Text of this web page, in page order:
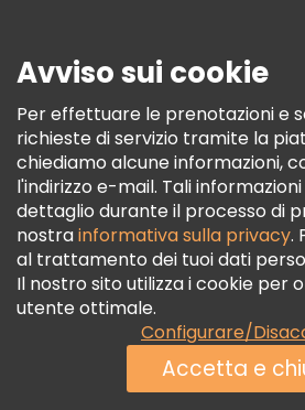
Termini E Condizioni
Informativa Sui Cookie
Freetour Premi
Programma Di Fidelizzazione
Avviso sui cookie
Per effettuare le prenotazioni e
richieste di servizio tramite la
chiediamo alcune informazioni,
l'indirizzo e-mail. Tali
dettaglio durante il processo di
nostrainformativa sulla privacy.
al trattamento dei tuoi dati
Il nostro sito utilizza i cookie per
utente ottimale.
Configurare/
Accetta e